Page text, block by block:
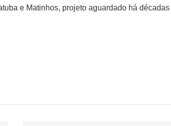
e Matinhos, projeto aguardado há